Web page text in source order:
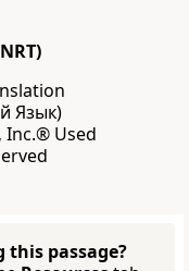
Язык)
Inc.® Used
passage?